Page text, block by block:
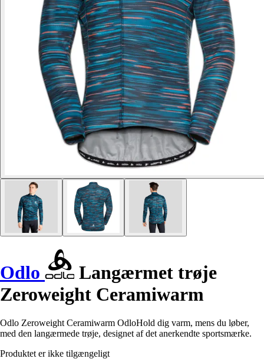
Odlo
Langærmet trøje
Zeroweight Ceramiwarm
Odlo Zeroweight Ceramiwarm OdloHold dig varm, mens du løber,
med den langærmede trøje, designet af det anerkendte sportsmærke.
Produktet er ikke tilgængeligt